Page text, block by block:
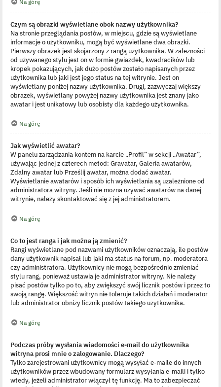
Na górę
Czym są obrazki wyświetlane obok nazwy użytkownika?
Na stronie przeglądania postów, w miejscu, gdzie są wyświetlane
informacje o użytkowniku, mogą być wyświetlane dwa obrazki.
Pierwszy obrazek jest skojarzony z rangą użytkownika. W zależności
od używanego stylu jest on w formie gwiazdek, kwadracików lub
kropek pokazujących, jak dużo postów zostało napisanych przez
użytkownika lub jaki jest jego status na tej witrynie. Jest on
wyświetlany poniżej nazwy użytkownika. Drugi, zazwyczaj większy
obrazek, wyświetlany powyżej nazwy użytkownika jest znany jako
awatar i jest unikatowy lub osobisty dla każdego użytkownika.
Na górę
Jak wyświetlić awatar?
W panelu zarządzania kontem na karcie „Profil” w sekcji „Awatar”,
używając jednej z czterech metod: Gravatar, Galeria awatarów,
Zdalny awatar lub Prześlij awatar, można dodać awatar.
Wyświetlanie awatarów i sposób ich wyświetlania są uzależnione od
administratora witryny. Jeśli nie można używać awatarów na danej
witrynie, należy skontaktować się z jej administratorem.
Na górę
Co to jest ranga i jak można ją zmienić?
Rangi wyświetlane pod nazwami użytkowników oznaczają, ile postów
dany użytkownik napisał lub jaki ma status na forum, np. moderatora
czy administratora. Użytkownicy nie mogą bezpośrednio zmieniać
stylu rang, ponieważ ustawia je administrator witryny. Nie należy
pisać postów tylko po to, aby zwiększyć swój licznik postów i przez to
swoją rangę. Większość witryn nie toleruje takich działań i moderator
lub administrator obniży licznik postów takiego użytkownika.
Na górę
Podczas próby wysłania wiadomości e-mail do użytkownika
witryna prosi mnie o zalogowanie. Dlaczego?
Tylko zarejestrowani użytkownicy mogą wysyłać e-maile do innych
użytkowników przez wbudowany formularz wysyłania e-maili i tylko
wtedy, jeżeli administrator włączył tę funkcję. Ma to zabezpieczać